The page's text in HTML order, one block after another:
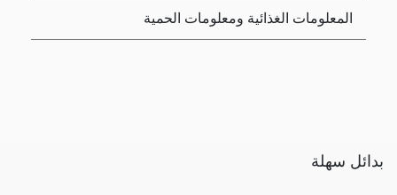
المعلومات الغذائية ومعلومات الحمية
بدائل سهلة